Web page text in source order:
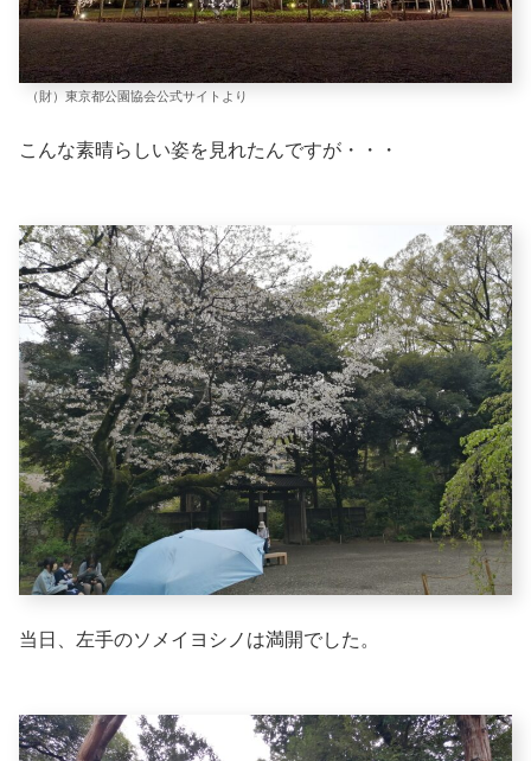
（財）東京都公園協会公式サイトより
こんな素晴らしい姿を見れたんですが・・・
当日、左手のソメイヨシノは満開でした。